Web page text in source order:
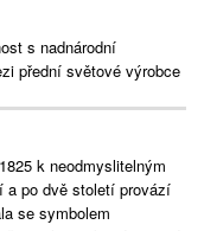
s nadnárodní
přední světové výrobce
k neodmyslitelným
a po dvě století provází
se symbolem